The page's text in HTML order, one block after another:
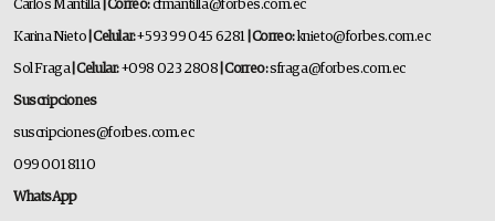
Carlos Mantilla | Correo:cfmantilla@forbes.com.ec
Karina Nieto | Celular:+593 99 045 6281 | Correo:knieto@forbes.com.ec
Sol Fraga| Celular:+098 023 2808 | Correo:sfraga@forbes.com.ec
Suscripciones
suscripciones@forbes.com.ec
099 001 8110
WhatsApp